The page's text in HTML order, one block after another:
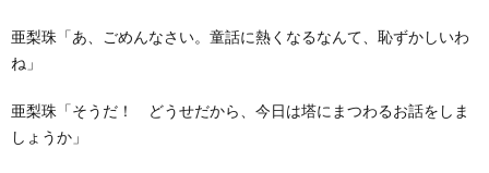
亜梨珠「あ、ごめんなさい。童話に熱くなるなんて、恥ずかしいわ
ね」
亜梨珠「そうだ！ どうせだから、今日は塔にまつわるお話をしま
しょうか」